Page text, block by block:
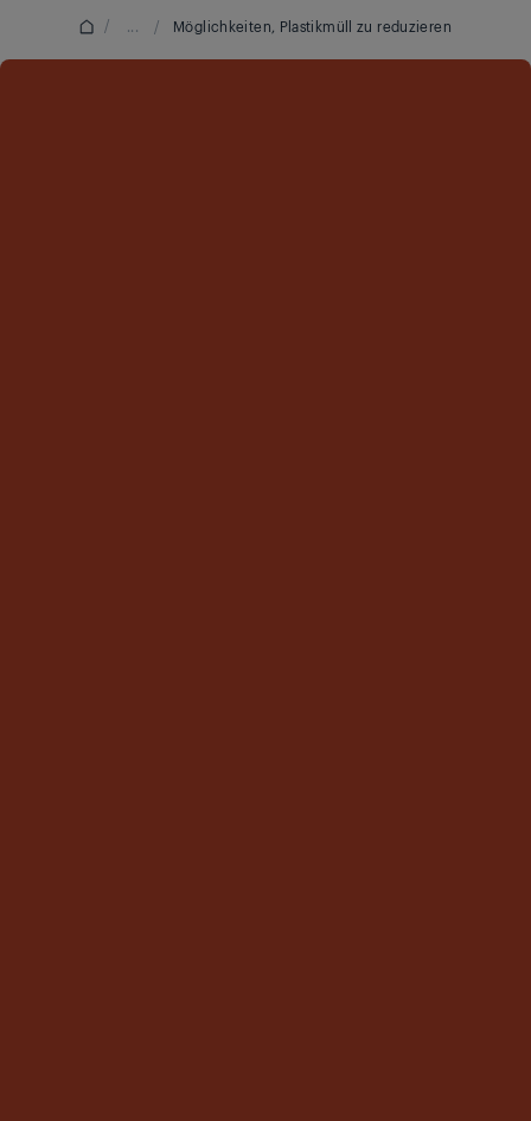
/ ... / Möglichkeiten, Plastikmüll zu reduzieren